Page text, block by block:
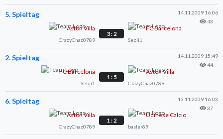
5. Spieltag
14.11.2009 16:06
43
Aston Villa
CrazyChaz0789
3 : 2
FC Barcelona
Sebii1
2. Spieltag
14.11.2009 15:49
44
FC Barcelona
Sebii1
1 : 5
Aston Villa
CrazyChaz0789
6. Spieltag
13.11.2009 16:03
37
Aston Villa
CrazyChaz0789
1 : 2
Udinese Calcio
basler89